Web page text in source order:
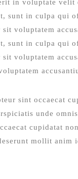
in voluptate
sunt in culpa qui
voluptatem
sunt in culpa qui
voluptatem
sint occaecat
unde
cupidatat
mollit anim